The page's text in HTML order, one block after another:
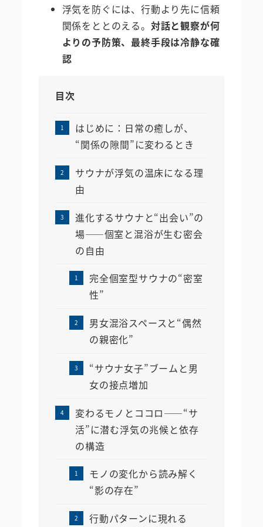
浮気を防ぐには、行動より先に信頼
関係をととのえる。 対話と観察が何
よりの予防策、最終手段は冷静な確
認
目次
はじめに：日常の癒しが、
“関係の隙間”に変わるとき
サウナが浮気の温床になる理
由
進化するサウナと“出会い”の
場――個室と混浴が生む密会
の自由
完全個室型サウナの“密室
性”
男女混浴スペースと“偶然
の親密化”
“サウナ女子”ブームと男
女の接点増加
変わるモノとココロ――“サ
活”に潜む浮気の兆候と依存
の構造
モノの変化から読み解く
“影の存在”
行動パターンに現れる